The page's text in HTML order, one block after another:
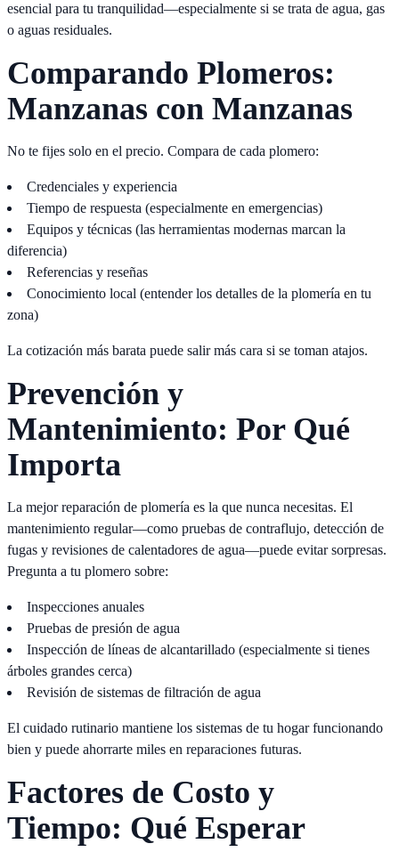
esencial para tu tranquilidad—especialmente si se trata de agua, gas
o aguas residuales.
Comparando Plomeros:
Manzanas con Manzanas
No te fijes solo en el precio. Compara de cada plomero:
Credenciales y experiencia
Tiempo de respuesta (especialmente en emergencias)
Equipos y técnicas (las herramientas modernas marcan la
diferencia)
Referencias y reseñas
Conocimiento local (entender los detalles de la plomería en tu
zona)
La cotización más barata puede salir más cara si se toman atajos.
Prevención y
Mantenimiento: Por Qué
Importa
La mejor reparación de plomería es la que nunca necesitas. El
mantenimiento regular—como pruebas de contraflujo, detección de
fugas y revisiones de calentadores de agua—puede evitar sorpresas.
Pregunta a tu plomero sobre:
Inspecciones anuales
Pruebas de presión de agua
Inspección de líneas de alcantarillado (especialmente si tienes
árboles grandes cerca)
Revisión de sistemas de filtración de agua
El cuidado rutinario mantiene los sistemas de tu hogar funcionando
bien y puede ahorrarte miles en reparaciones futuras.
Factores de Costo y
Tiempo: Qué Esperar